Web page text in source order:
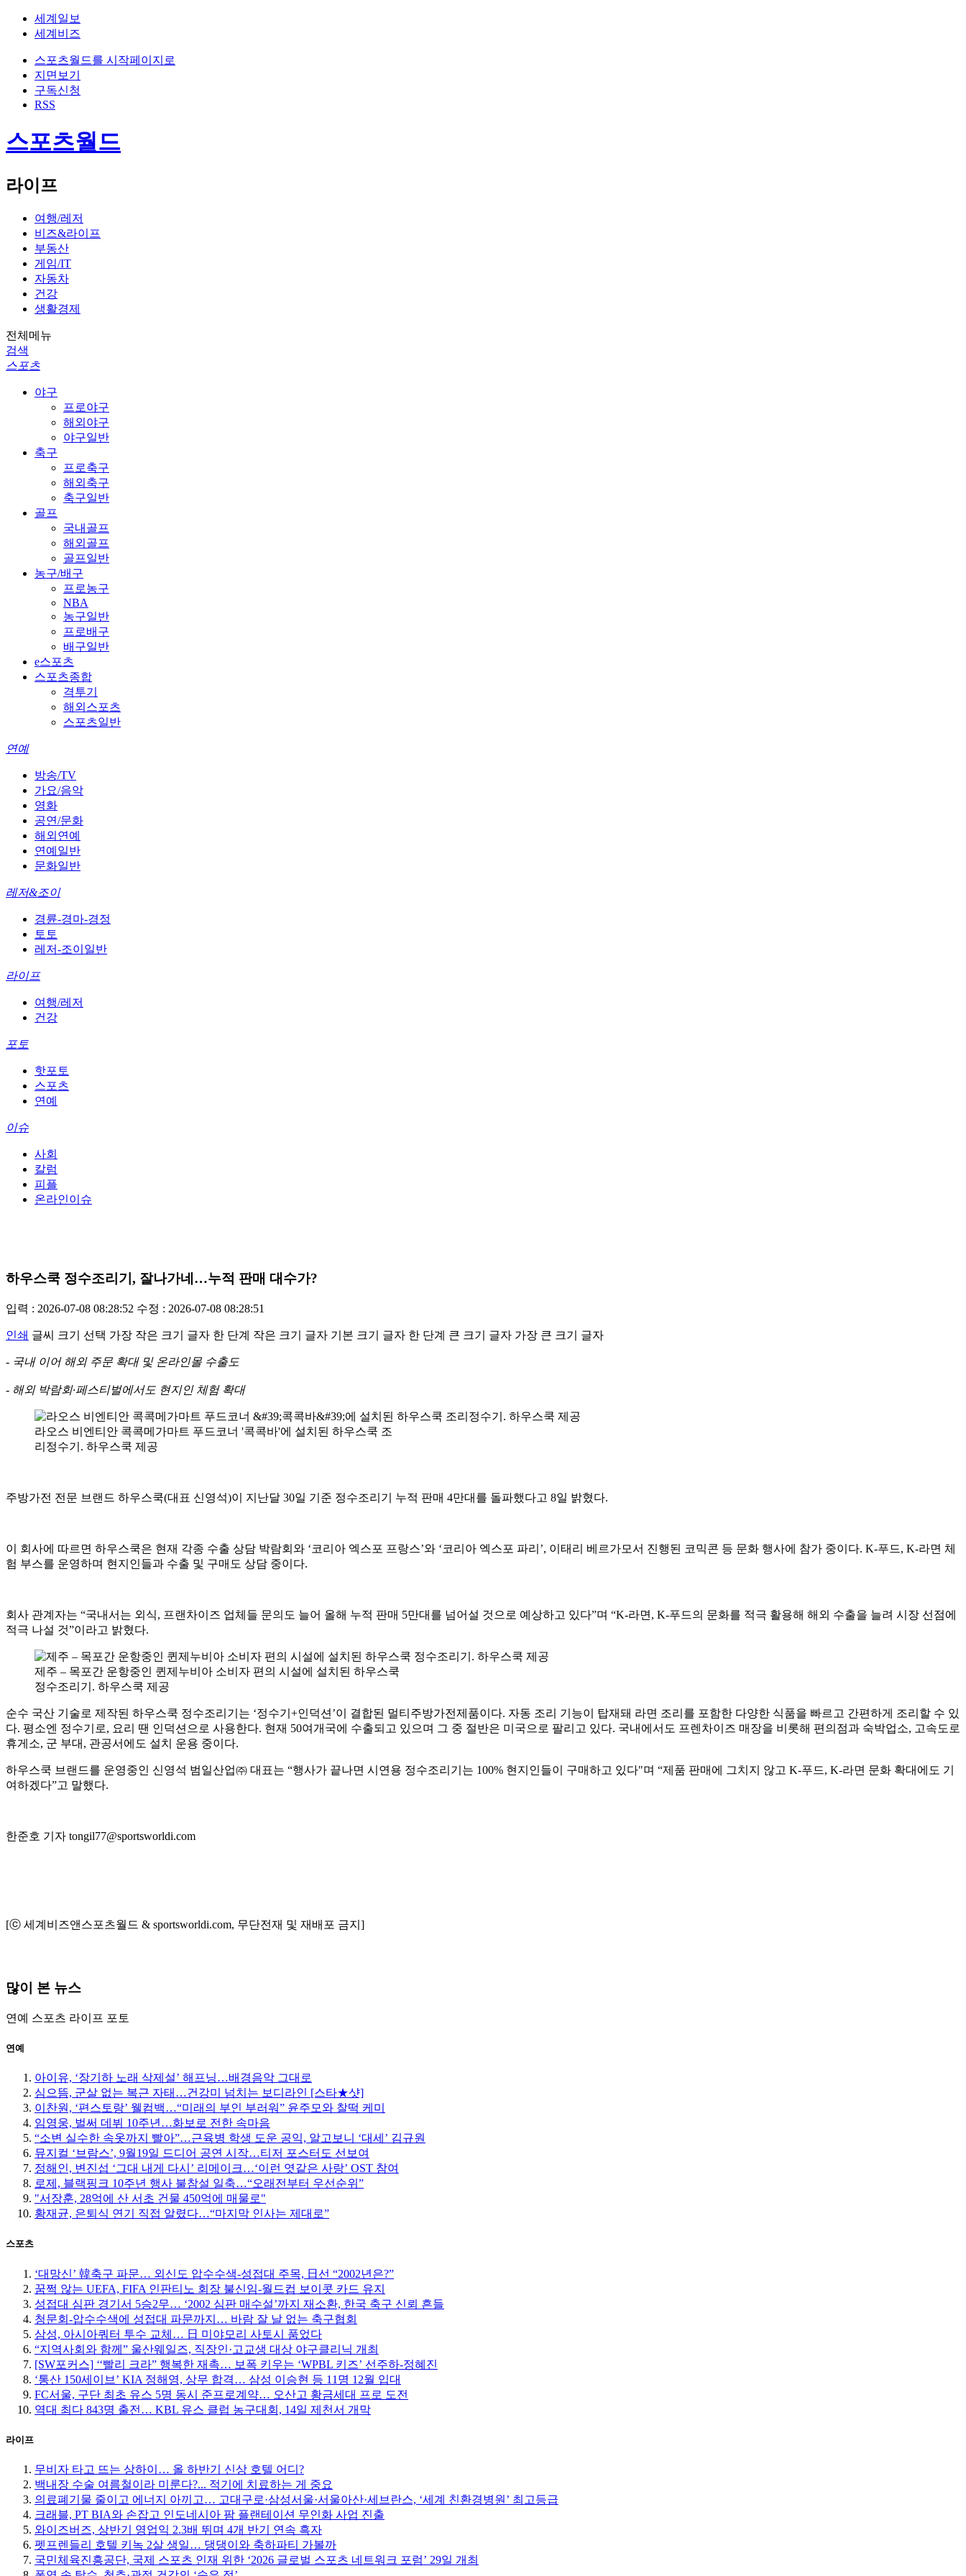
세계일보
세계비즈
스포츠월드를 시작페이지로
지면보기
구독신청
RSS
스포츠월드
라이프
여행/레저
비즈&라이프
부동산
게임/IT
자동차
건강
생활경제
전체메뉴
검색
스포츠
야구
프로야구
해외야구
야구일반
축구
프로축구
해외축구
축구일반
골프
국내골프
해외골프
골프일반
농구/배구
프로농구
NBA
농구일반
프로배구
배구일반
e스포츠
스포츠종합
격투기
해외스포츠
스포츠일반
연예
방송/TV
가요/음악
영화
공연/문화
해외연예
연예일반
문화일반
레저&조이
경륜-경마-경정
토토
레저-조이일반
라이프
여행/레저
건강
포토
핫포토
스포츠
연예
이슈
사회
칼럼
피플
온라인이슈
하우스쿡 정수조리기, 잘나가네…누적 판매 대수가?
입력 : 2026-07-08 08:28:52 수정 : 2026-07-08 08:28:51
인쇄 글씨 크기 선택 가장 작은 크기 글자 한 단계 작은 크기 글자 기본 크기 글자 한 단계 큰 크기 글자 가장 큰 크기 글자
- 국내 이어 해외 주문 확대 및 온라인몰 수출도
- 해외 박람회∙페스티벌에서도 현지인 체험 확대
라오스 비엔티안 콕콕메가마트 푸드코너 '콕콕바'에 설치된 하우스쿡 조
리정수기. 하우스쿡 제공
주방가전 전문 브랜드 하우스쿡(대표 신영석)이 지난달 30일 기준 정수조리기 누적 판매 4만대를 돌파했다고 8일 밝혔다.
이 회사에 따르면 하우스쿡은 현재 각종 수출 상담 박람회와 ‘코리아 엑스포 프랑스’와 ‘코리아 엑스포 파리’, 이태리 베르가모서 진행된 코믹콘 등 문화 행사에 참가 중이다. K-푸드, K-라면 체
험 부스를 운영하며 현지인들과 수출 및 구매도 상담 중이다.
회사 관계자는 “국내서는 외식, 프랜차이즈 업체들 문의도 늘어 올해 누적 판매 5만대를 넘어설 것으로 예상하고 있다”며 “K-라면, K-푸드의 문화를 적극 활용해 해외 수출을 늘려 시장 선점에
적극 나설 것”이라고 밝혔다.
제주 – 목포간 운항중인 퀸제누비아 소비자 편의 시설에 설치된 하우스쿡
정수조리기. 하우스쿡 제공
순수 국산 기술로 제작된 하우스쿡 정수조리기는 ‘정수기+인덕션’이 결합된 멀티주방가전제품이다. 자동 조리 기능이 탑재돼 라면 조리를 포함한 다양한 식품을 빠르고 간편하게 조리할 수 있
다. 평소엔 정수기로, 요리 땐 인덕션으로 사용한다. 현재 50여개국에 수출되고 있으며 그 중 절반은 미국으로 팔리고 있다. 국내에서도 프렌차이즈 매장을 비롯해 편의점과 숙박업소, 고속도로
휴게소, 군 부대, 관공서에도 설치 운용 중이다.
하우스쿡 브랜드를 운영중인 신영석 범일산업㈜ 대표는 “행사가 끝나면 시연용 정수조리기는 100% 현지인들이 구매하고 있다"며 “제품 판매에 그치지 않고 K-푸드, K-라면 문화 확대에도 기
여하겠다”고 말했다.
한준호 기자 tongil77@sportsworldi.com
[ⓒ 세계비즈앤스포츠월드 & sportsworldi.com, 무단전재 및 재배포 금지]
많이 본 뉴스
연예 스포츠 라이프 포토
연예
아이유, ‘장기하 노래 삭제설’ 해프닝…배경음악 그대로
심으뜸, 군살 없는 복근 자태…건강미 넘치는 보디라인 [스타★샷]
이찬원, ‘편스토랑’ 웰컴백…“미래의 부인 부러워” 윤주모와 찰떡 케미
임영웅, 벌써 데뷔 10주년…화보로 전한 속마음
“소변 실수한 속옷까지 빨아”…근육병 학생 도운 공익, 알고보니 ‘대세’ 김규원
뮤지컬 ‘브람스’, 9월19일 드디어 공연 시작…티저 포스터도 선보여
정해인, 변진섭 ‘그대 내게 다시’ 리메이크…‘이런 엿같은 사랑’ OST 참여
로제, 블랙핑크 10주년 행사 불참설 일축…“오래전부터 우선순위”
"서장훈, 28억에 산 서초 건물 450억에 매물로"
황재균, 은퇴식 연기 직접 알렸다…“마지막 인사는 제대로”
스포츠
‘대망신’ 韓축구 파문… 외신도 압수수색-성접대 주목, 日선 “2002년은?”
꿈쩍 않는 UEFA, FIFA 인판티노 회장 불신임-월드컵 보이콧 카드 유지
성접대 심판 경기서 5승2무… ‘2002 심판 매수설’까지 재소환, 한국 축구 신뢰 흔들
청문회-압수수색에 성접대 파문까지… 바람 잘 날 없는 축구협회
삼성, 아시아쿼터 투수 교체… 日 미야모리 사토시 품었다
“지역사회와 함께” 울산웨일즈, 직장인·고교생 대상 야구클리닉 개최
[SW포커스] ‘‘빨리 크라” 행복한 재촉… 보폭 키우는 ‘WPBL 키즈’ 선주하-정혜진
‘통산 150세이브’ KIA 정해영, 상무 합격… 삼성 이승현 등 11명 12월 입대
FC서울, 구단 최초 유스 5명 동시 준프로계약… 오산고 황금세대 프로 도전
역대 최다 843명 출전… KBL 유스 클럽 농구대회, 14일 제천서 개막
라이프
무비자 타고 뜨는 상하이… 올 하반기 신상 호텔 어디?
백내장 수술 여름철이라 미룬다?... 적기에 치료하는 게 중요
의료폐기물 줄이고 에너지 아끼고… 고대구로·삼성서울·서울아산·세브란스, ‘세계 친환경병원’ 최고등급
크래블, PT BIA와 손잡고 인도네시아 팜 플랜테이션 무인화 사업 진출
와이즈버즈, 상반기 영업익 2.3배 뛰며 4개 반기 연속 흑자
펫프렌들리 호텔 키녹 2살 생일… 댕댕이와 축하파티 가볼까
국민체육진흥공단, 국제 스포츠 인재 위한 ‘2026 글로벌 스포츠 네트워크 포럼’ 29일 개최